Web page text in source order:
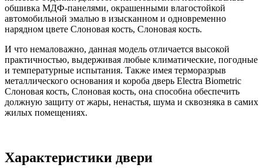
обшивка МДФ-панелями, окрашенными влагостойкой
автомобильной эмалью в изысканном и одновременно
нарядном цвете Слоновая кость, Слоновая кость.
И что немаловажно, данная модель отличается высокой
практичностью, выдерживая любые климатические, погодные
и температурные испытания. Также имея терморазрыв
металлического основания и короба дверь Electra Biometric
Слоновая кость, Слоновая кость, она способна обеспечить
должную защиту от жары, ненастья, шума и сквозняка в самих
жилых помещениях.
Характеристики двери